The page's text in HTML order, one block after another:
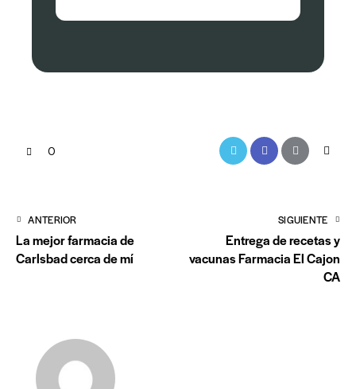
0
Twitter-FacebookCompartir-
Copiar
Navegación
posterior
ANTERIOR
La mejor farmacia de
Carlsbad cerca de mí
SIGUIENTE
Entrega de recetas y
vacunas Farmacia El Cajon
CA